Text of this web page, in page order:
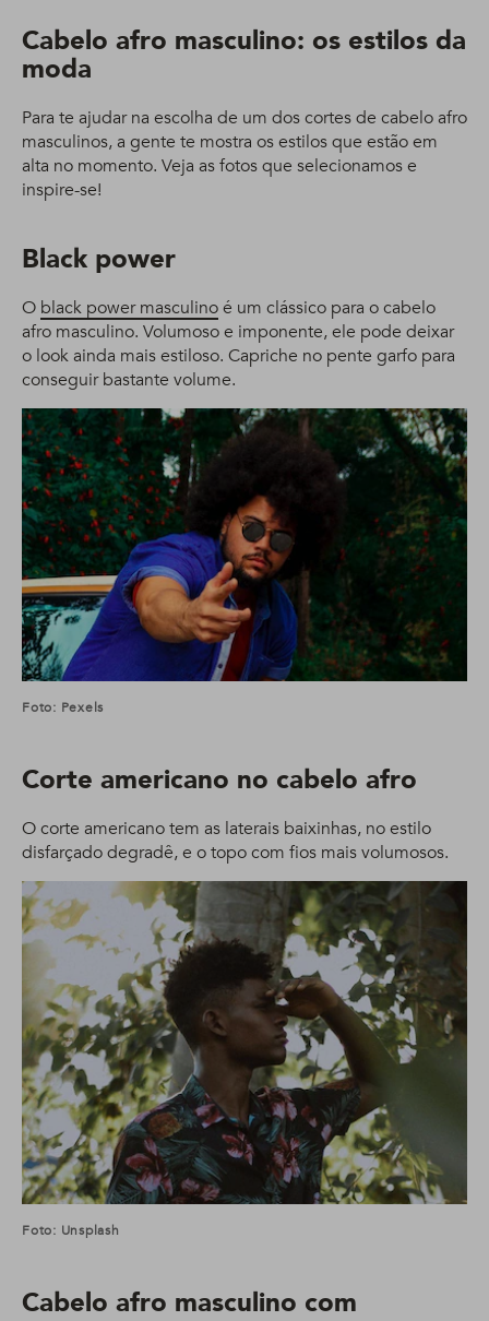
Cabelo afro masculino: os estilos da
moda
Para te ajudar na escolha de um dos cortes de cabelo afro
masculinos, a gente te mostra os estilos que estão em
alta no momento. Veja as fotos que selecionamos e
inspire-se!
Black power
O black power masculinoé um clássico para o cabelo
afro masculino. Volumoso e imponente, ele pode deixar
o look ainda mais estiloso. Capriche no pente garfo para
conseguir bastante volume.
Foto: Pexels
Corte americano no cabelo afro
O corte americano tem as laterais baixinhas, no estilo
disfarçado degradê, e o topo com fios mais volumosos.
Foto: Unsplash
Cabelo afro masculino com